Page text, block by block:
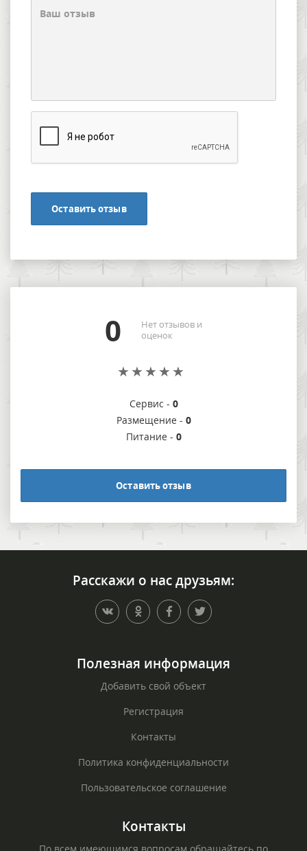
Оставить отзыв
0
Нет отзывов и
оценок
Сервис - 0
Размещение - 0
Питание - 0
Оставить отзыв
Расскажи о нас друзьям:
Полезная информация
Добавить свой объект
Регистрация
Контакты
Политика конфиденциальности
Пользовательское соглашение
Контакты